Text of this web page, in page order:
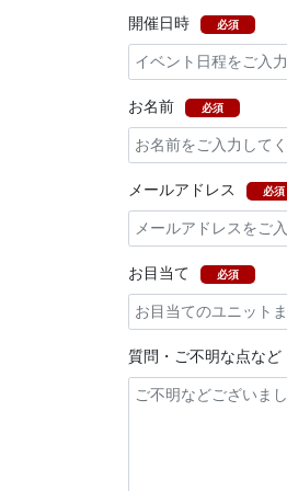
開催日時 必須
お名前 必須
メールアドレス 必須
お目当て 必須
質問・ご不明な点など